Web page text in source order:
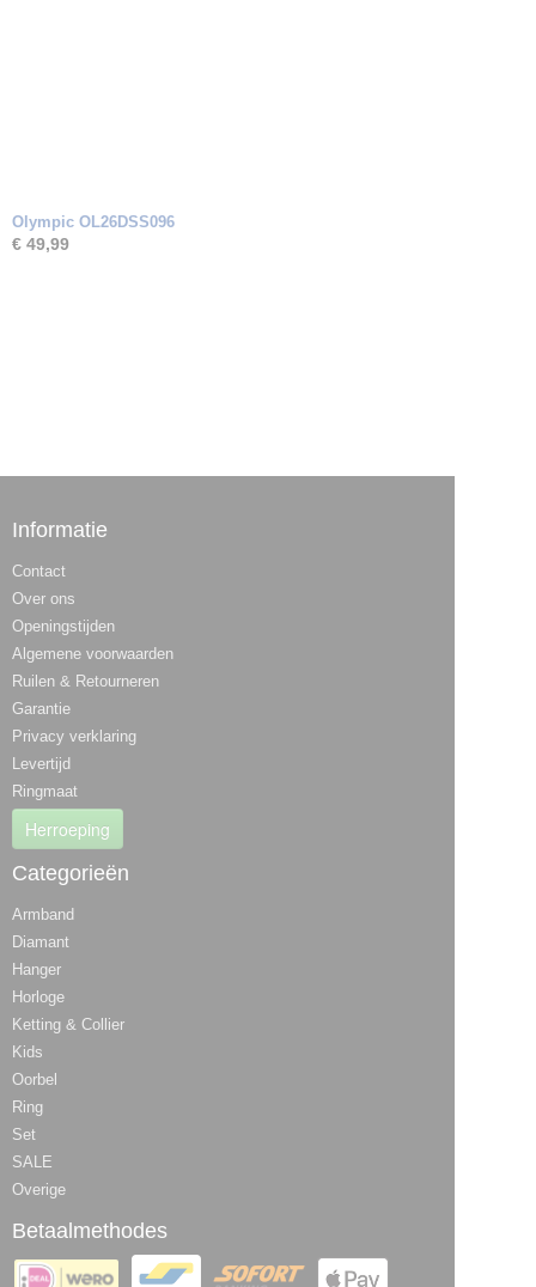
Olympic OL26DSS096
€ 49,99
Informatie
Contact
Over ons
Openingstijden
Algemene voorwaarden
Ruilen & Retourneren
Garantie
Privacy verklaring
Levertijd
Ringmaat
Herroeping
Categorieën
Armband
Diamant
Hanger
Horloge
Ketting & Collier
Kids
Oorbel
Ring
Set
SALE
Overige
Betaalmethodes